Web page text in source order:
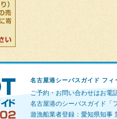
名古屋港シーバスガイド フィ
ご予約・お問い合わせはお
名古屋港のシーバスガイド「
遊漁船業者登録：愛知県知事